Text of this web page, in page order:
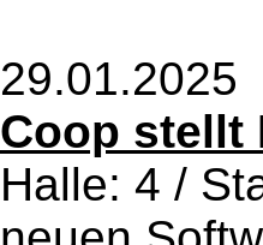
29.01.2025
Coop stellt
Halle: 4 /